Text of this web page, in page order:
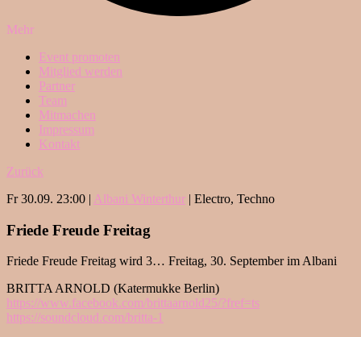
Mehr
Event promoten
Mitglied werden
Partner
Team
Mitmachen
Impressum
Kontakt
Zurück
Fr 30.09. 23:00 | Albani Winterthur | Electro, Techno
Friede Freude Freitag
Friede Freude Freitag wird 3… Freitag, 30. September im Albani
BRITTA ARNOLD (Katermukke Berlin)
https://www.facebook.com/brittaarnold25/?fref=ts
https://soundcloud.com/britta-1